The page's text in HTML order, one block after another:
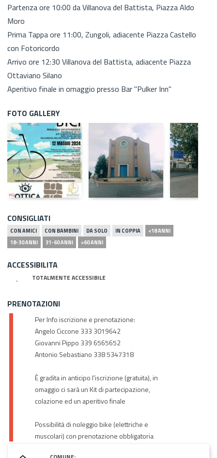
Partenza ore 10:00 da Villanova del Battista, Piazza Aldo
Moro
Prima Tappa ore 11:00, Zungoli, adiacente Piazza Castello
con Fotoricordo
Arrivo ore 12:30 Villanova del Battista, adiacente Piazza
Ottaviano Silano
Aperitivo finale in omaggio presso Bar "Pulker Inn"
FOTO GALLERY
CONSIGLIATI
CON AMICI CON BAMBINI DA SOLO IN COPPIA
<18 ANNI
18-30 ANNI
31-60 ANNI >60 ANNI
ACCESSIBILITA
TOTALMENTE ACCESSIBILE
PRENOTAZIONI
Per Info iscrizione e prenotazione:
Angelo Ciccone 333 3019642
Giovanni Pippo 339 6565652
Antonio Sebastiano 338 5347318
È gradita in anticipo l'iscrizione (gratuita), in
omaggio ci sarà un Kit di partecipazione,
colazione ed un aperitivo finale
Possibilità di noleggio bike (elettriche e
muscolari) con prenotazione obbligatoria